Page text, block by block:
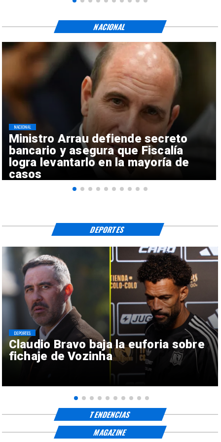
Ministro Arrau defiende secreto
bancario y asegura que Fiscalía
logra levantarlo en la mayoría de
casos
NACIONAL
NACIONAL
Claudio Bravo baja la euforia sobre
fichaje de Vozinha
DEPORTES
DEPORTES
TENDENCIAS
MAGAZINE